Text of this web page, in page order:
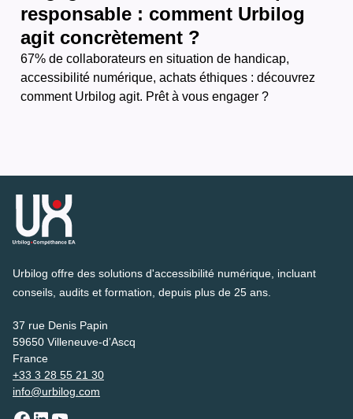
responsable : comment Urbilog
agit concrètement ?
67% de collaborateurs en situation de handicap,
accessibilité numérique, achats éthiques : découvrez
comment Urbilog agit. Prêt à vous engager ?
Urbilog offre des solutions d'accessibilité numérique, incluant
conseils, audits et formation, depuis plus de 25 ans.
37 rue Denis Papin
59650 Villeneuve-d’Ascq
France
+33 3 28 55 21 30
info@urbilog.com